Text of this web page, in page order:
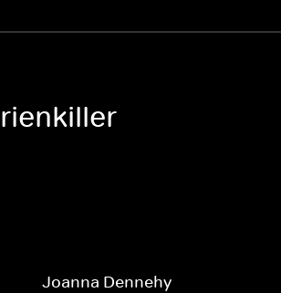
Joanna Dennehy